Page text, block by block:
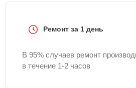
Ремонт за 1 день
В 95% случаев ремонт
в течение 1-2 часов